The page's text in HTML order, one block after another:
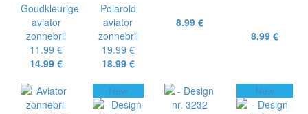
Goudkleurige
aviator
zonnebril
11.99 €
14.99 €
Polaroid
aviator
zonnebril
19.99 €
18.99 €
8.99 €
8.99 €
New New